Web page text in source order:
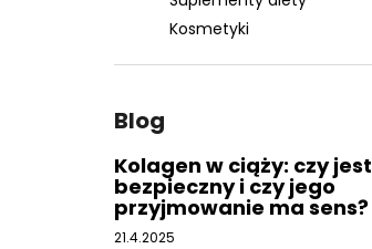
Kosmetyki
Blog
Kolagen w ciąży: czy jest
bezpieczny i czy jego
przyjmowanie ma sens?
21.4.2025